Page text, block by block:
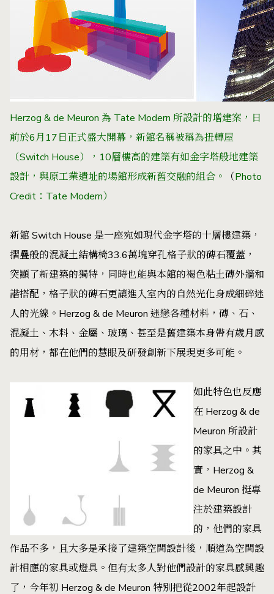
Herzog & de Meuron 為 Tate Modern 所設計的增建案，日
前於6月17日正式盛大開幕，新館名稱被稱為扭轉屋
（Switch House），10層樓高的建築有如金字塔般地建築
設計，與原工業遺址的場館形成新舊交融的組合。
（Photo
Credit：Tate Modern）
新館 Switch House 是一座宛如現代金字塔的十層樓建築，
摺疊般的混凝土結構椅33.6萬塊穿孔格子狀的磚石覆蓋，
突顯了新建築的獨特，同時也能與本館的褐色粘土磚外牆和
諧搭配，格子狀的磚石更讓進入室內的自然光化身成細碎迷
人的光線。Herzog & de Meuron 迷戀各種材料，磚、石、
混凝土、木料、金屬、玻璃、甚至是舊建築本身帶有歲月感
的用材，都在他們的慧眼及研發創新下展現更多可能。
如此特色也反應
在 Herzog & de
Meuron 所設計
的家具之中。其
實，Herzog &
de Meuron 挺專
注於建築設計
的，他們的家具
作品不多，且大多是承接了建築空間設計後，順道為空間設
計相應的家具或燈具。但有太多人對他們設計的家具感興趣
了，今年初 Herzog & de Meuron 特別把從2002年起設計